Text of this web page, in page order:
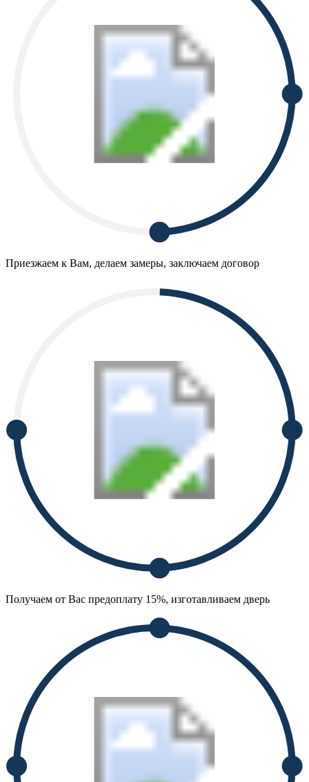
Приезжаем к Вам, делаем замеры, заключаем договор
Получаем от Вас предоплату 15%, изготавливаем дверь